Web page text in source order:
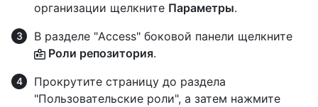
организации щелкните Параметры.
В разделе "Access" боковой панели щелкните
Роли репозитория.
Прокрутите страницу до раздела
"Пользовательские роли", а затем нажмите